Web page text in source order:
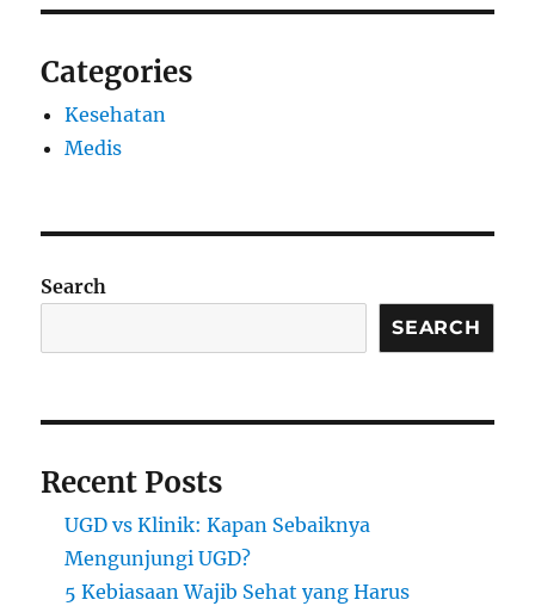
Categories
Kesehatan
Medis
Search
SEARCH
Recent Posts
UGD vs Klinik: Kapan Sebaiknya
Mengunjungi UGD?
5 Kebiasaan Wajib Sehat yang Harus